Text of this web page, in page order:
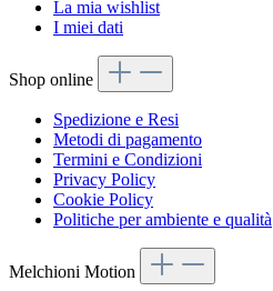
La mia wishlist
I miei dati
Shop online
Spedizione e Resi
Metodi di pagamento
Termini e Condizioni
Privacy Policy
Cookie Policy
Politiche per ambiente e qualità
Melchioni Motion